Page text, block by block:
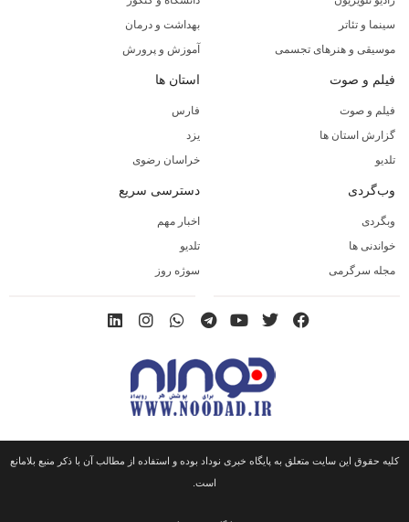
سینما و تئاتر
موسیقی و هنرهای تجسمی
بهداشت و درمان
آموزش و پرورش
فیلم و صوت
فیلم و صوت
گزارش استان ها
تلدیو
استان ها
فارس
یزد
خراسان رضوی
وب‌گردی
وبگردی
خواندنی ها
مجله سرگرمی
دسترسی سریع
اخبار مهم
تلدیو
سوژه روز
کلیه حقوق این سایت متعلق به پایگاه خبری نوداد بوده و استفاده از مطالب آن با ذکر منبع بلامانع
است.